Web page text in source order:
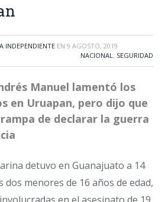
INDEPENDIENTE EN 9 AGOSTO, 2019
NACIONAL, SEGURIDAD
Manuel lamentó los
en Uruapan, pero dijo que
de declarar la guerra
detuvo en Guanajuato a 14
dos menores de 16 años de edad,